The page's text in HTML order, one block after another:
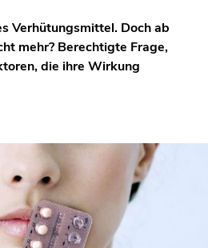
Verhütungsmittel. Doch ab
mehr? Berechtigte Frage,
die ihre Wirkung